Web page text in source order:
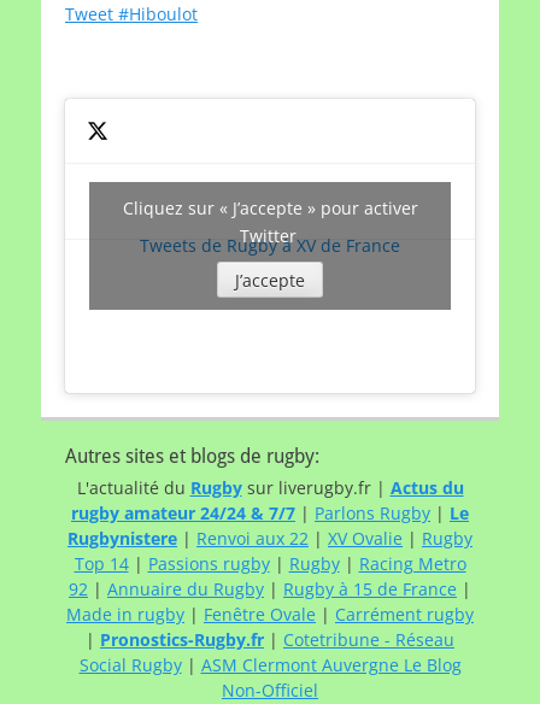
date
Tweet #Hiboulot
Tweets de Rugby à XV de France
Cliquez sur « J’accepte » pour activer
Twitter
J’accepte
Autres sites et blogs de rugby:
L'actualité du Rugbysur liverugby.fr | Actus du
rugby amateur 24/24 & 7/7 | Parlons Rugby | Le
Rugbynistere | Renvoi aux 22 | XV Ovalie | Rugby
Top 14| Passions rugby| Rugby| Racing Metro
92 | Annuaire du Rugby | Rugby à 15 de France |
Made in rugby | Fenêtre Ovale | Carrément rugby
| Pronostics-Rugby.fr | Cotetribune - Réseau
Social Rugby| ASM Clermont Auvergne Le Blog
Non-Officiel